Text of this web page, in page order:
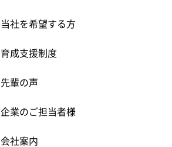
当社を希望する方
育成支援制度
先輩の声
企業のご担当者様
会社案内